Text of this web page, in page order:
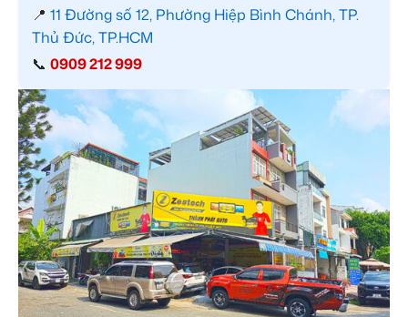
📍 11 Đường số 12, Phường Hiệp Bình Chánh, TP.
Thủ Đức, TP.HCM
📞 0909 212 999